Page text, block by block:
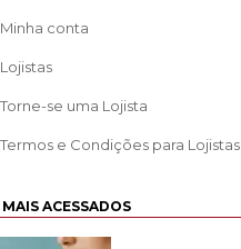
Minha conta
Lojistas
Torne-se uma Lojista
Termos e Condições para Lojistas
MAIS ACESSADOS